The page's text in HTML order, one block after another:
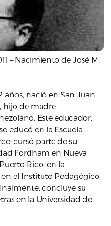
– Nacimiento de José M.
años, nació en San Juan
hijo de madre
Este educador,
educó en la Escuela
cursó parte de su
Fordham en Nueva
Rico; en la
el Instituto Pedagógico
concluye su
en la Universidad de